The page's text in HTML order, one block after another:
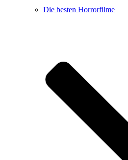
Die besten Horrorfilme